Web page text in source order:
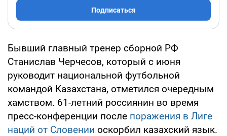
Подписаться
Бывший главный тренер сборной РФ
Станислав Черчесов, который с июня
руководит национальной футбольной
командой Казахстана, отметился очередным
хамством. 61-летний россиянин во время
пресс-конференции после поражения в Лиге
наций от Словении оскорбил казахский язык.